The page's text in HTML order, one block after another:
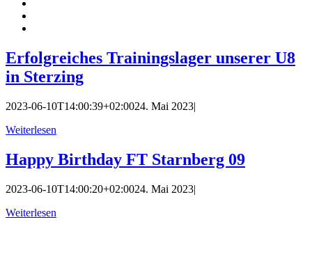
Erfolgreiches Trainingslager unserer U8
in Sterzing
2023-06-10T14:00:39+02:0024. Mai 2023|
Weiterlesen
Happy Birthday FT Starnberg 09
2023-06-10T14:00:20+02:0024. Mai 2023|
Weiterlesen